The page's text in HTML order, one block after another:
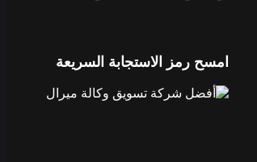
امسح رمز الاستجابة السريعة